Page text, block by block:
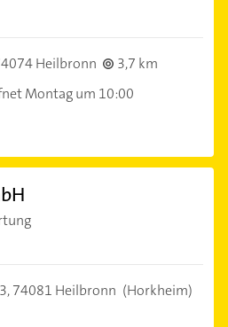
Heilbronn
3,7 km
Montag um 10:00
74081 Heilbronn (Horkheim)